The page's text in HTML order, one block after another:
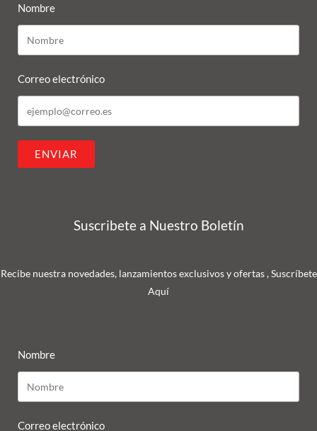
Nombre
Correo electrónico
ENVIAR
Suscribete a Nuestro Boletín
Recibe nuestra novedades, lanzamientos exclusivos y ofertas , Suscríbete
Aquí
Nombre
Correo electrónico